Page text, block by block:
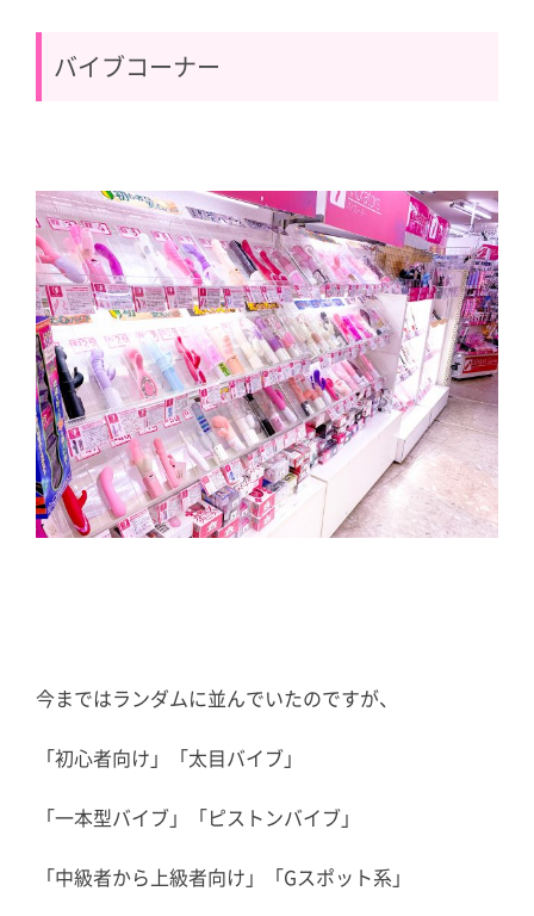
バイブコーナー
今まではランダムに並んでいたのですが、
「初心者向け」「太目バイブ」
「一本型バイブ」「ピストンバイブ」
「中級者から上級者向け」「Gスポット系」